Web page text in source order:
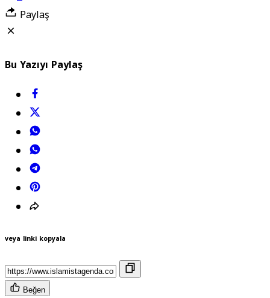
Paylaş
Bu Yazıyı Paylaş
veya linki kopyala
Beğen